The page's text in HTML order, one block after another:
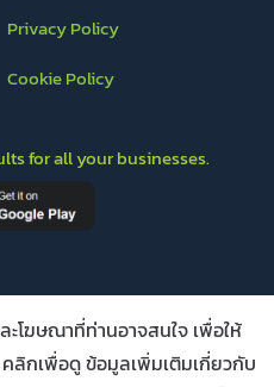
ะโฆษณาที่ท่านอาจสนใจ เพื่อให้
ลิกเพื่อดู ข้อมูลเพิ่มเติมเกี่ยวกับ
Privacy Policy
Cookie Policy
for all your businesses.